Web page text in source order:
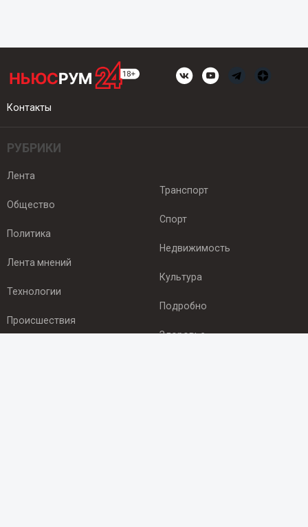
Контакты
РУБРИКИ
Лента
Общество
Политика
Лента мнений
Технологии
Происшествия
Транспорт
Спорт
Недвижимость
Культура
Подробно
Здоровье